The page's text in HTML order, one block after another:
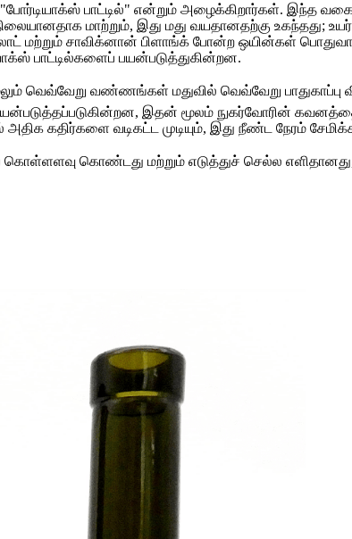
பாட்டில்" என்றும் அழைக்கிறார்கள். இந்த வகை
மாற்றும், இது மது வயதானதற்கு உகந்தது;
மற்றும் சாவிக்னான் பிளாங்க் போன்ற ஒயின்கள் பொதுவாக
பாட்டில்களைப் பயன்படுத்துகின்றன.
வெவ்வேறு வண்ணங்கள் மதுவில் வெவ்வேறு
இதன் மூலம் நுகர்வோரின் கவனத்தை
அதிக கதிர்களை வடிகட்ட முடியும், இது நீண்ட நேரம்
கொள்ளளவு கொண்டது மற்றும் எடுத்துச் செல்ல